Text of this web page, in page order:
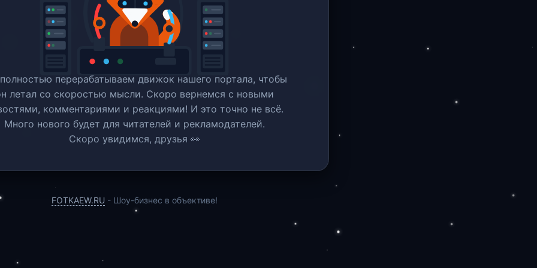
перерабатываем движок нашего портала, чтобы
летал со скоростью мысли. Скоро вернемся c новыми
комментариями и реакциями! И это точно не всё.
Много нового будет для читателей и рекламодателей.
Скоро увидимся, друзья 👀
FOTKAEW.RU - Шоу-бизнес в объективе!